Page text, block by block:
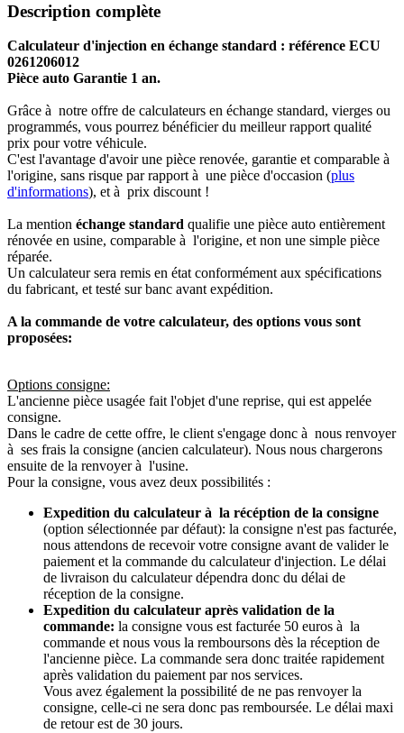
Description complète
Calculateur d'injection en échange standard : référence ECU
0261206012
Pièce auto Garantie 1 an.
Grâce à notre offre de calculateurs en échange standard, vierges ou
programmés, vous pourrez bénéficier du meilleur rapport qualité
prix pour votre véhicule.
C'est l'avantage d'avoir une pièce renovée, garantie et comparable à
l'origine, sans risque par rapport à une pièce d'occasion (plus
d'informations), et à prix discount !
La mention échange standard qualifie une pièce auto entièrement
rénovée en usine, comparable à l'origine, et non une simple pièce
réparée.
Un calculateur sera remis en état conformément aux spécifications
du fabricant, et testé sur banc avant expédition.
A la commande de votre calculateur, des options vous sont
proposées:
Options consigne:
L'ancienne pièce usagée fait l'objet d'une reprise, qui est appelée
consigne.
Dans le cadre de cette offre, le client s'engage donc à nous renvoyer
à ses frais la consigne (ancien calculateur). Nous nous chargerons
ensuite de la renvoyer à l'usine.
Pour la consigne, vous avez deux possibilités :
Expedition du calculateur à la récéption de la consigne
(option sélectionnée par défaut): la consigne n'est pas facturée,
nous attendons de recevoir votre consigne avant de valider le
paiement et la commande du calculateur d'injection. Le délai
de livraison du calculateur dépendra donc du délai de
réception de la consigne.
Expedition du calculateur après validation de la
commande: la consigne vous est facturée 50 euros à la
commande et nous vous la remboursons dès la réception de
l'ancienne pièce. La commande sera donc traitée rapidement
après validation du paiement par nos services.
Vous avez également la possibilité de ne pas renvoyer la
consigne, celle-ci ne sera donc pas remboursée. Le délai maxi
de retour est de 30 jours.